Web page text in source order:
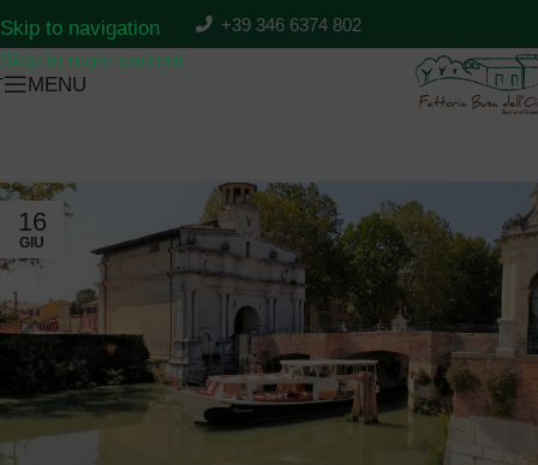
Skip to navigation
Skip to main content
PREZZIPRENOTA +39 346 6374 802
MENU
16
GIU